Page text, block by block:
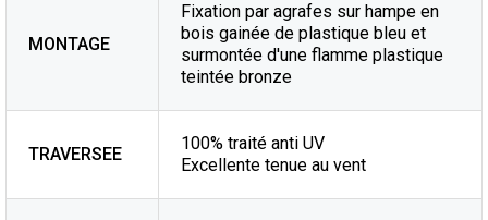
MONTAGE
Fixation par agrafes sur hampe en
bois gainée de plastique bleu et
surmontée d'une flamme plastique
teintée bronze
TRAVERSEE
100% traité anti UV
Excellente tenue au vent